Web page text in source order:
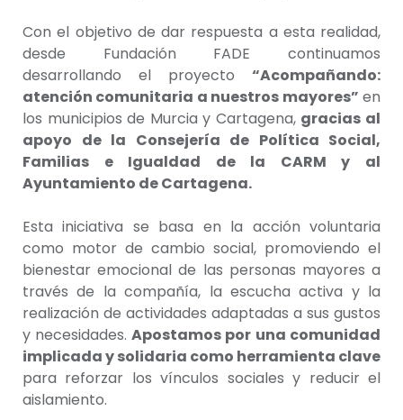
Con el objetivo de dar respuesta a esta realidad,
desde Fundación FADE continuamos
desarrollando el proyecto “Acompañando:
atención comunitaria a nuestros mayores” en
los municipios de Murcia y Cartagena, gracias al
apoyo de la Consejería de Política Social,
Familias e Igualdad de la CARM y al
Ayuntamiento de Cartagena.
Esta iniciativa se basa en la acción voluntaria
como motor de cambio social, promoviendo el
bienestar emocional de las personas mayores a
través de la compañía, la escucha activa y la
realización de actividades adaptadas a sus gustos
y necesidades. Apostamos por una comunidad
implicada y solidaria como herramienta clave
para reforzar los vínculos sociales y reducir el
aislamiento.